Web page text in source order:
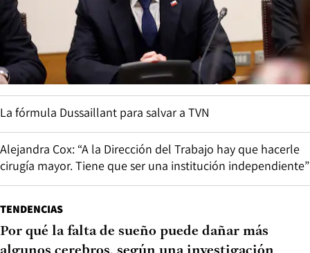
La fórmula Dussaillant para salvar a TVN
Alejandra Cox: “A la Dirección del Trabajo hay que hacerle
cirugía mayor. Tiene que ser una institución independiente”
TENDENCIAS
Por qué la falta de sueño puede dañar más